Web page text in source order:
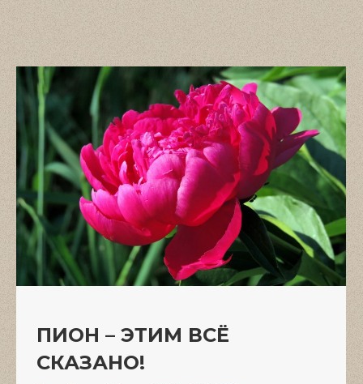
ПИОН – ЭТИМ ВСЁ
СКАЗАНО!